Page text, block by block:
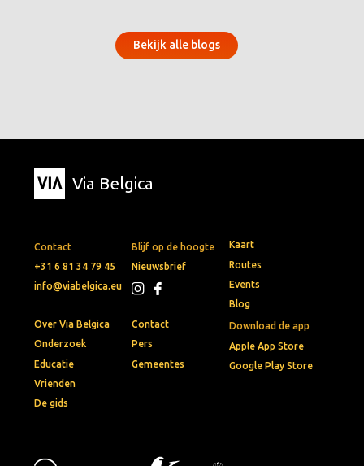
Bekijk alle blogs
Via Belgica
Contact
+31 6 81 34 79 45
info@viabelgica.eu
Blijf op de hoogte
Nieuwsbrief
Download de app
Apple App Store
Google Play Store
Kaart
Routes
Events
Blog
Over Via Belgica
Onderzoek
Educatie
Vrienden
De gids
Contact
Pers
Gemeentes